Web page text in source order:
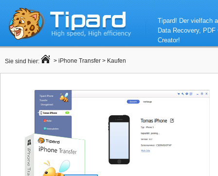
Tipard! Der vielfach
Data Recovery,
Creator!
Sie sind hier: > iPhone Transfer > Kaufen